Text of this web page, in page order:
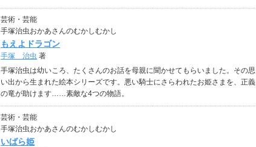
芸術・芸能
手塚治虫おかあさんのむかしむかし
もえよドラゴン
手塚 治虫 著
手塚治虫は幼いころ、たくさんのお話を母親に聞かせてもらいました。その思
い出から生まれた絵本シリーズです。悪い騎士にさらわれたお姫さまを、正義
の竜が助けます……素敵な4つの物語。
芸術・芸能
手塚治虫おかあさんのむかしむかし
いばら姫